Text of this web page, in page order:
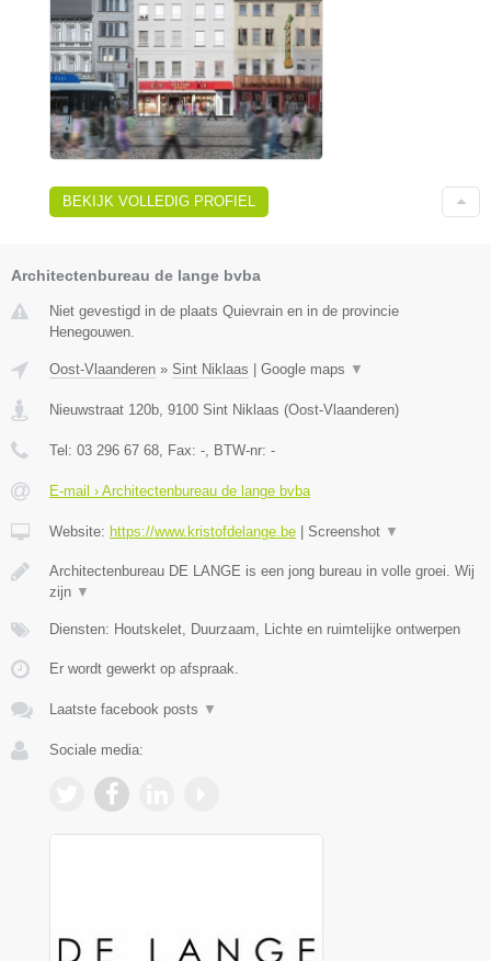
BEKIJK VOLLEDIG PROFIEL
Architectenbureau de lange bvba
Niet gevestigd in de plaats Quievrain en in de provincie
Henegouwen.
Oost-Vlaanderen » Sint Niklaas Google maps ▼
Nieuwstraat 120b 9100 Sint Niklaas (Oost-Vlaanderen)
Tel: 03 296 67 68 , Fax: - , BTW-nr: -
E-mail › Architectenbureau de lange bvba
Website: https://www.kristofdelange.be Screenshot ▼
Architectenbureau DE LANGE is een jong bureau in volle groei. Wij
zijn ▼
Diensten: Houtskelet, Duurzaam, Lichte en ruimtelijke ontwerpen
Er wordt gewerkt op afspraak.
Laatste facebook posts ▼
Sociale media: